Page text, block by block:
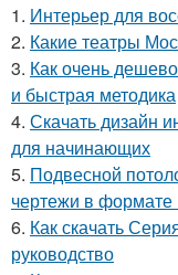
1. Интерьер для
2. Какие театры
3. Как очень
и быстрая методика
4. Скачать дизайн
для начинающих
5. Подвесной
чертежи в формате
6. Как скачать
руководство